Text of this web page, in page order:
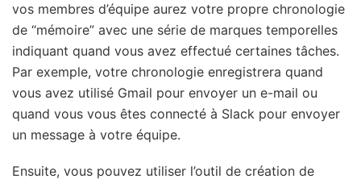
vos membres d’équipe aurez votre propre chronologie
de “mémoire” avec une série de marques temporelles
indiquant quand vous avez effectué certaines tâches.
Par exemple, votre chronologie enregistrera quand
vous avez utilisé Gmail pour envoyer un e-mail ou
quand vous vous êtes connecté à Slack pour envoyer
un message à votre équipe.
Ensuite, vous pouvez utiliser l’outil de création de